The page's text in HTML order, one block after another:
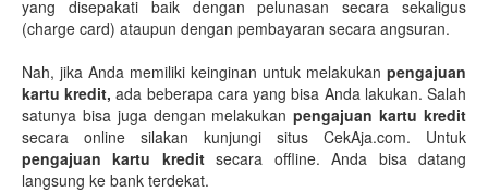
yang disepakati baik dengan pelunasan secara sekaligus
(charge card) ataupun dengan pembayaran secara angsuran.
Nah, jika Anda memiliki keinginan untuk melakukan pengajuan
kartu kredit, ada beberapa cara yang bisa Anda lakukan. Salah
satunya bisa juga dengan melakukanpengajuan kartu kredit
secara online silakan kunjungi situs CekAja.com. Untuk
pengajuan kartu kreditsecara offline. Anda bisa datang
langsung ke bank terdekat.